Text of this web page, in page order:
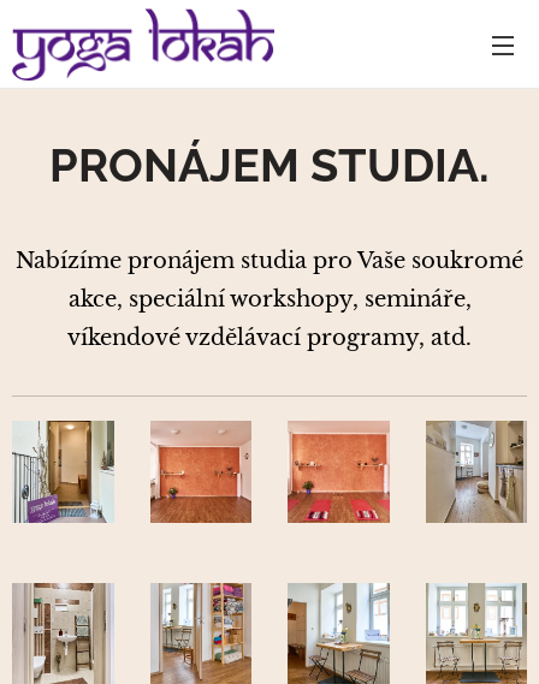
PRONÁJEM STUDIA.
Nabízíme pronájem studia pro Vaše soukromé
akce, speciální workshopy, semináře,
víkendové vzdělávací programy, atd.